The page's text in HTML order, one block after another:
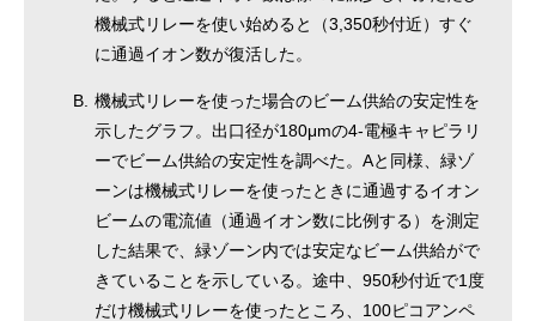
機械式リレーを使い始めると（3,350秒付近）すぐ
に通過イオン数が復活した。
B. 機械式リレーを使った場合のビーム供給の安定性を
示したグラフ。出口径が180μmの4-電極キャピラリ
ーでビーム供給の安定性を調べた。Aと同様、緑ゾ
ーンは機械式リレーを使ったときに通過するイオン
ビームの電流値（通過イオン数に比例する）を測定
した結果で、緑ゾーン内では安定なビーム供給がで
きていることを示している。途中、950秒付近で1度
だけ機械式リレーを使ったところ、100ピコアンペ